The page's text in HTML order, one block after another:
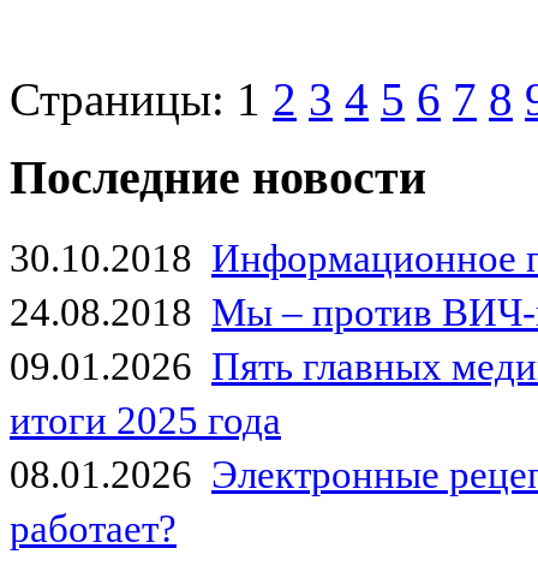
Страницы: 1 2 3 4 5 6 7 8
Последние новости
30.10.2018 Информационное
24.08.2018 Мы – против
09.01.2026 Пять главных
итоги 2025 года
08.01.2026 Электронные
работает?